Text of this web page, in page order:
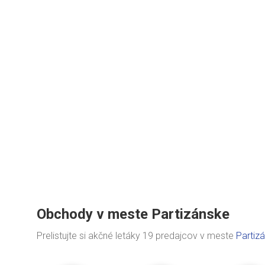
Obchody v meste Partizánske
Prelistujte si akčné letáky 19 predajcov v meste